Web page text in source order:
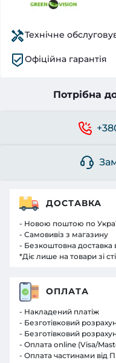
Технічне
Офіційна гарантія
Потрібна
ДОСТАВКА
- Новою поштою по
- Самовивіз з магазину
- Безкоштовна доставка
*Діє лише на товари зі
ОПЛАТА
- Накладений платіж
- Безготівковий
- Безготівковий
- Оплата online (Visa/
- Оплата частинами від